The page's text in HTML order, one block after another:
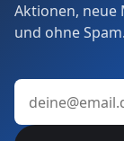
Aktionen,
und ohne
E-Mail-Adresse